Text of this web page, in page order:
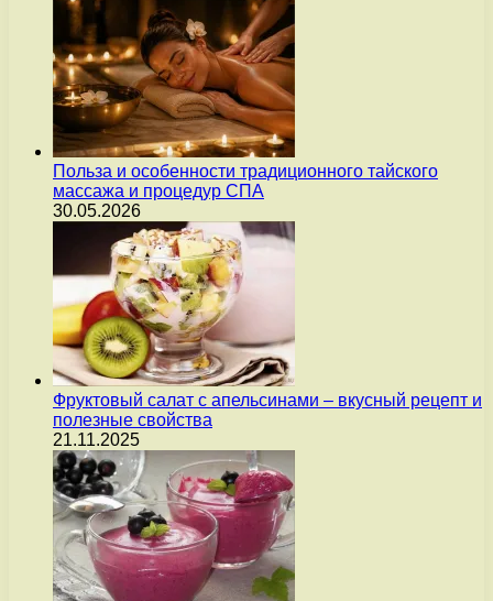
Польза и особенности традиционного тайского
массажа и процедур СПА
30.05.2026
Фруктовый салат с апельсинами – вкусный рецепт и
полезные свойства
21.11.2025